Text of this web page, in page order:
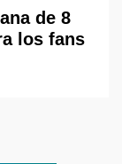
de 8
los fans